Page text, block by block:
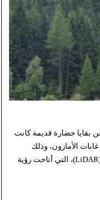
بقايا حضارة قديمة كانت
الأمازون، وذلك
باستخدام تقنية المسح بالليزر المحمولة جوًا (LiDAR)، التي أتاحت رؤية